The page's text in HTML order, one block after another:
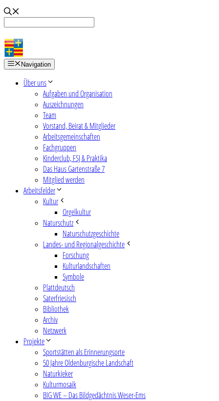
Navigation
Über uns
Aufgaben und Organisation
Auszeichnungen
Team
Vorstand, Beirat & Mitglieder
Arbeitsgemeinschaften
Fachgruppen
Kinderclub, FSJ & Praktika
Das Haus Gartenstraße 7
Mitglied werden
Arbeitsfelder
Kultur
Orgelkultur
Naturschutz
Naturschutzgeschichte
Landes- und Regionalgeschichte
Forschung
Kulturlandschaften
Symbole
Plattdeutsch
Saterfriesisch
Bibliothek
Archiv
Netzwerk
Projekte
Sportstätten als Erinnerungsorte
50 Jahre Oldenburgische Landschaft
Naturkieker
Kulturmosaik
BIG WE – Das Bildgedächtnis Weser-Ems